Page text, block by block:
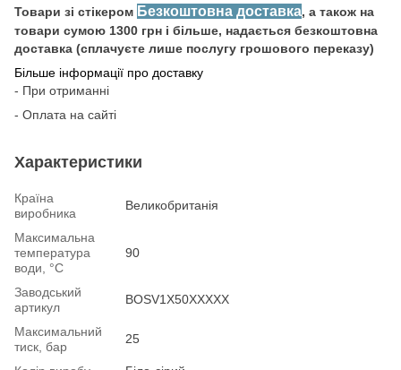
Товари зі стікером Безкоштовна доставка, а також на
товари сумою 1300 грн і більше, надається безкоштовна
доставка (сплачуєте лише послугу грошового переказу)
Більше інформації про доставку
- При отриманні
- Оплата на сайті
Характеристики
Країна
виробника
Великобританія
Максимальна
температура
води, °С
90
Заводський
артикул
BOSV1X50XXXXX
Максимальний
тиск, бар
25